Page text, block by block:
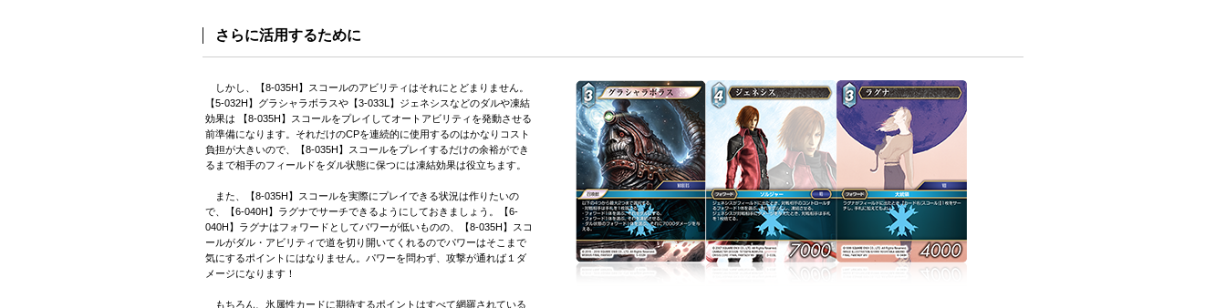
さらに活用するために
しかし、【8-035H】スコールのアビリティはそれにとどまりません。
【5-032H】グラシャラボラスや【3-033L】ジェネシスなどのダルや凍結
効果は 【8-035H】スコールをプレイしてオートアビリティを発動させる
前準備になります。それだけのCPを連続的に使用するのはかなりコスト
負担が大きいので、【8-035H】スコールをプレイするだけの余裕ができ
るまで相手のフィールドをダル状態に保つには凍結効果は役立ちます。
また、【8-035H】スコールを実際にプレイできる状況は作りたいの
で、【6-040H】ラグナでサーチできるようにしておきましょう。【6-
040H】ラグナはフォワードとしてパワーが低いものの、【8-035H】スコ
ールがダル・アビリティで道を切り開いてくれるのでパワーはそこまで
気にするポイントにはなりません。パワーを問わず、攻撃が通れば１ダ
メージになります！
もちろん、氷属性カードに期待するポイントはすべて網羅されている